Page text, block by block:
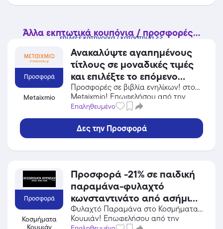
Άλλα εκπτωτικά κουπόνια / προσφορές...
επίλεξε κατηγορία / κατάστημα >>
Προσφορά
Metaixmio
Ανακαλύψτε αγαπημένους
τίτλους σε μοναδικές τιμές
και επιλέξτε το επόμενο
αναγνωστικό σας ταξίδι!
Προσφορές σε βιβλία ενηλίκων! στο
Metaixmio! Επωφελήσου από την
προσφορά σε Βιβλία / CD / DVD του
Metaixmio και κέρδισε από τις
εκπτώσεις!
Επαληθευμένο
Δες την Προσφορά
Προσφορά
Κοσμήματα
Προσφορά -21% σε παιδική
παραμάνα-φυλαχτό
κωνσταντινάτο από ασήμι
925 με ματάκι και δωρεάν
μεταφορικά και
Φυλαχτό Παραμάνα στο Κοσμήματα
Κουμιάν! Επωφελήσου από την